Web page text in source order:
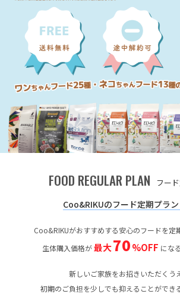
FOOD REGULAR PLAN フー
Coo&RIKUのフード定期プラン
Coo&RIKUがおすすめする安心のフードを定
生体購入価格が最大70%OFF にな
新しいご家族をお招きいただくう
初期のご負担を少しでも抑えることができ